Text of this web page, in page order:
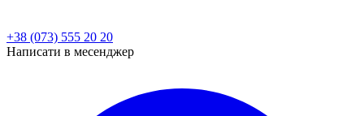
+38 (073) 555 20 20
Написати в месенджер